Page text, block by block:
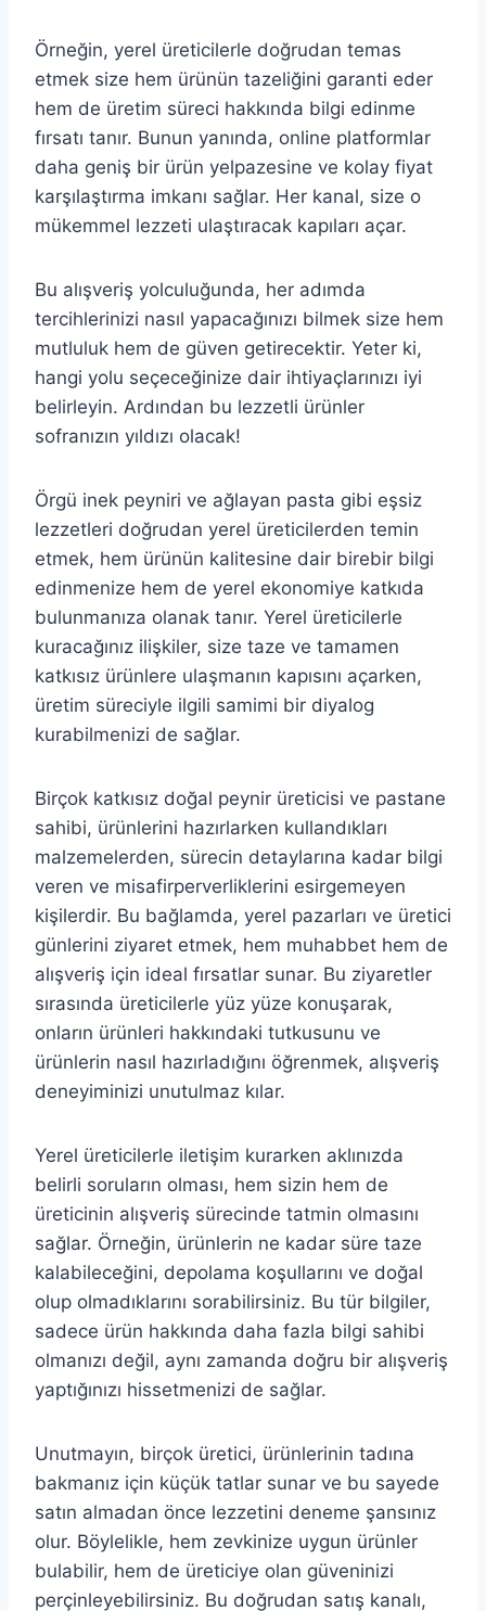
Örneğin, yerel üreticilerle doğrudan temas
etmek size hem ürünün tazeliğini garanti eder
hem de üretim süreci hakkında bilgi edinme
fırsatı tanır. Bunun yanında, online platformlar
daha geniş bir ürün yelpazesine ve kolay fiyat
karşılaştırma imkanı sağlar. Her kanal, size o
mükemmel lezzeti ulaştıracak kapıları açar.
Bu alışveriş yolculuğunda, her adımda
tercihlerinizi nasıl yapacağınızı bilmek size hem
mutluluk hem de güven getirecektir. Yeter ki,
hangi yolu seçeceğinize dair ihtiyaçlarınızı iyi
belirleyin. Ardından bu lezzetli ürünler
sofranızın yıldızı olacak!
Örgü inek peyniri ve ağlayan pasta gibi eşsiz
lezzetleri doğrudan yerel üreticilerden temin
etmek, hem ürünün kalitesine dair birebir bilgi
edinmenize hem de yerel ekonomiye katkıda
bulunmanıza olanak tanır. Yerel üreticilerle
kuracağınız ilişkiler, size taze ve tamamen
katkısız ürünlere ulaşmanın kapısını açarken,
üretim süreciyle ilgili samimi bir diyalog
kurabilmenizi de sağlar.
Birçok katkısız doğal peynir üreticisi ve pastane
sahibi, ürünlerini hazırlarken kullandıkları
malzemelerden, sürecin detaylarına kadar bilgi
veren ve misafirperverliklerini esirgemeyen
kişilerdir. Bu bağlamda, yerel pazarları ve üretici
günlerini ziyaret etmek, hem muhabbet hem de
alışveriş için ideal fırsatlar sunar. Bu ziyaretler
sırasında üreticilerle yüz yüze konuşarak,
onların ürünleri hakkındaki tutkusunu ve
ürünlerin nasıl hazırladığını öğrenmek, alışveriş
deneyiminizi unutulmaz kılar.
Yerel üreticilerle iletişim kurarken aklınızda
belirli soruların olması, hem sizin hem de
üreticinin alışveriş sürecinde tatmin olmasını
sağlar. Örneğin, ürünlerin ne kadar süre taze
kalabileceğini, depolama koşullarını ve doğal
olup olmadıklarını sorabilirsiniz. Bu tür bilgiler,
sadece ürün hakkında daha fazla bilgi sahibi
olmanızı değil, aynı zamanda doğru bir alışveriş
yaptığınızı hissetmenizi de sağlar.
Unutmayın, birçok üretici, ürünlerinin tadına
bakmanız için küçük tatlar sunar ve bu sayede
satın almadan önce lezzetini deneme şansınız
olur. Böylelikle, hem zevkinize uygun ürünler
bulabilir, hem de üreticiye olan güveninizi
perçinleyebilirsiniz. Bu doğrudan satış kanalı,